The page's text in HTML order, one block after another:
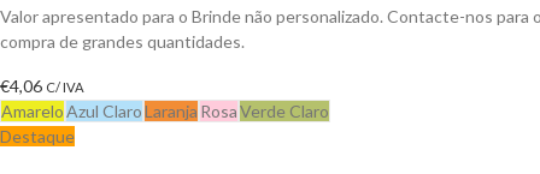
Valor apresentado para o Brinde não personalizado. Contacte-nos para
compra de grandes quantidades.
€4,06 C/ IVA
AmareloAzul ClaroLaranja RosaVerde Claro
Destaque